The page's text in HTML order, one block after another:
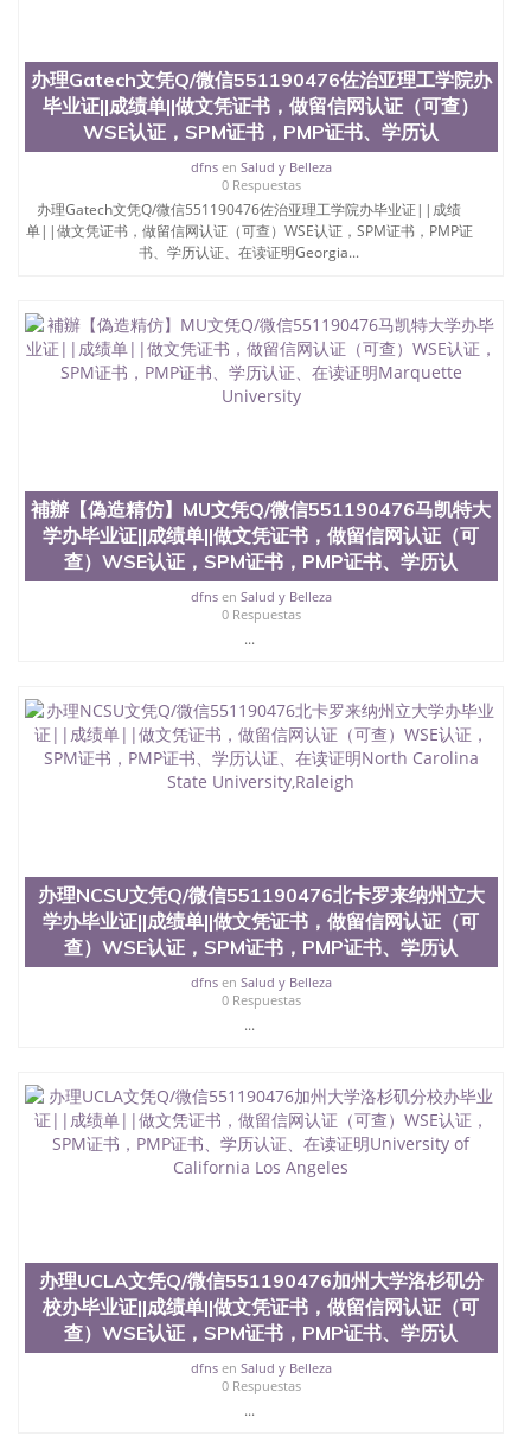
办理Gatech文凭Q/微信551190476佐治亚理工学院办
毕业证||成绩单||做文凭证书，做留信网认证（可查）
WSE认证，SPM证书，PMP证书、学历认
dfnsen Salud y Belleza
0 Respuestas
办理Gatech文凭Q/微信551190476佐治亚理工学院办毕业证||成绩
单||做文凭证书，做留信网认证（可查）WSE认证，SPM证书，PMP证
书、学历认证、在读证明Georgia...
補辦【偽造精仿】MU文凭Q/微信551190476马凯特大
学办毕业证||成绩单||做文凭证书，做留信网认证（可
查）WSE认证，SPM证书，PMP证书、学历认
dfnsen Salud y Belleza
0 Respuestas
...
办理NCSU文凭Q/微信551190476北卡罗来纳州立大
学办毕业证||成绩单||做文凭证书，做留信网认证（可
查）WSE认证，SPM证书，PMP证书、学历认
dfnsen Salud y Belleza
0 Respuestas
...
办理UCLA文凭Q/微信551190476加州大学洛杉矶分
校办毕业证||成绩单||做文凭证书，做留信网认证（可
查）WSE认证，SPM证书，PMP证书、学历认
dfnsen Salud y Belleza
0 Respuestas
...